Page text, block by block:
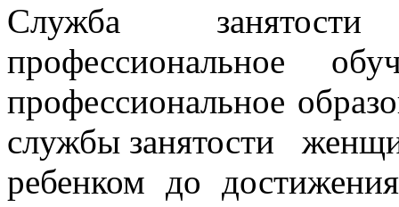
Служба
профессиональное
профессиональное
службы занятости
ребенком до